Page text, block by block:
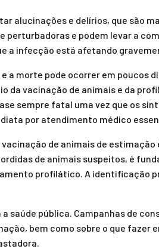
alucinações e delírios, que são
e podem levar a
a infecção está afetando
a morte pode ocorrer em poucos
da vacinação de animais e da
sempre fatal uma vez que os
por atendimento médico
de animais de estimação
de animais suspeitos, é
profilático. A identificação
saúde pública. Campanhas de
bem como sobre o que fazer